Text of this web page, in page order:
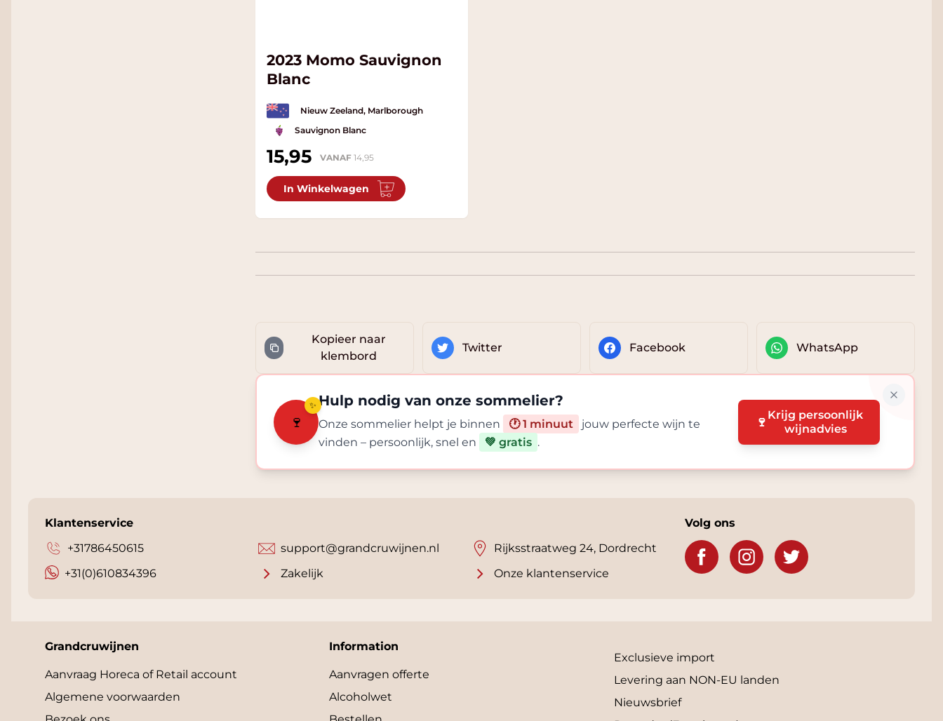
2023 Momo Sauvignon
Blanc
Nieuw Zeeland, Marlborough
Sauvignon Blanc
15,95 VANAF 14,95
In Winkelwagen
Kopieer naar
klembord
Twitter Facebook WhatsApp
🍷
✨ Hulp nodig van onze sommelier?
Onze sommelier helpt je binnen 🕐 1 minuut
jouw perfecte wijn te
vinden – persoonlijk, snel en
💚 gratis .
🍷 Krijg persoonlijk
wijnadvies
Klantenservice
+31786450615
+31(0)610834396
support@grandcruwijnen.nl
Rijksstraatweg 24, Dordrecht
Zakelijk
Onze klantenservice
Volg ons
Grandcruwijnen
Aanvraag Horeca of Retail account
Algemene voorwaarden
Information
Aanvragen offerte
Alcoholwet
Exclusieve import
Levering aan NON-EU landen
Nieuwsbrief